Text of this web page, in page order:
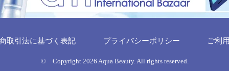
取引法に基づく表記 プライバシーポリシー ご利
© Copyright 2026 Aqua Beauty. All rights reserved.